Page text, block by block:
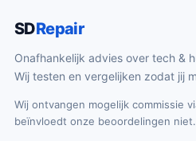
SDRepair
Onafhankelijk advies over tech &
Wij testen en vergelijken zodat jij
Wij ontvangen mogelijk commissie
beïnvloedt onze beoordelingen niet.